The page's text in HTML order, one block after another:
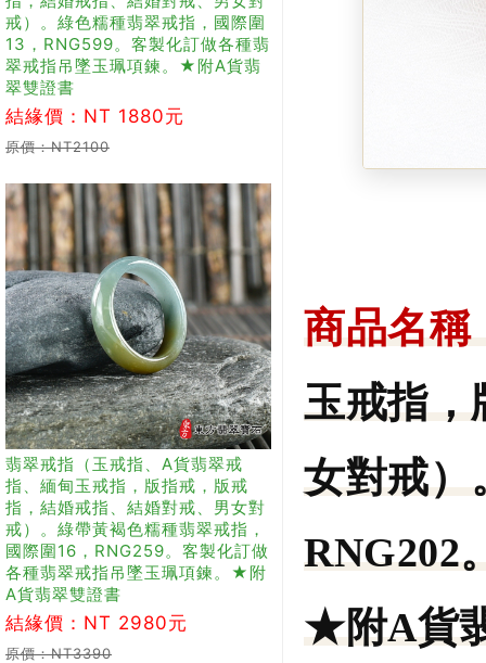
戒）。綠色糯種翡翠戒指，國際圍
13，RNG599。客製化訂做各種翡
翠戒指吊墜玉珮項鍊。★附A貨翡
翠雙證書
結緣價：NT 1880元
原價：NT2100
翡翠戒指（玉戒指、A貨翡翠戒
指、緬甸玉戒指，版指戒，版戒
指，結婚戒指、結婚對戒、男女對
戒）。綠帶黃褐色糯種翡翠戒指，
國際圍16，RNG259。客製化訂做
各種翡翠戒指吊墜玉珮項鍊。★附
A貨翡翠雙證書
結緣價：NT 2980元
原價：NT3390
商品名稱
玉戒指，
女對戒）
RNG202
★附A貨